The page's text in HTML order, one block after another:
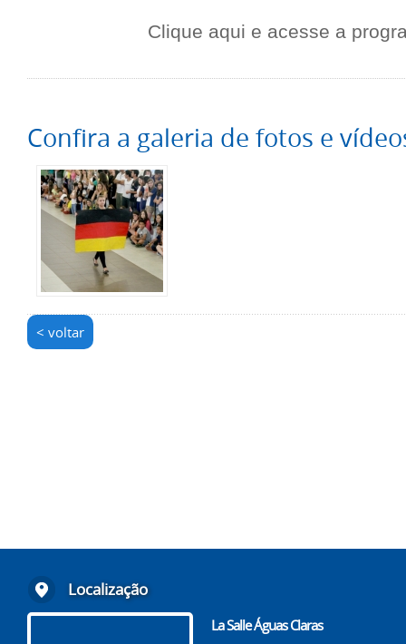
Clique aqui e acesse a
Confira a galeria de fotos e
< voltar
Localização
La Salle Águas Claras